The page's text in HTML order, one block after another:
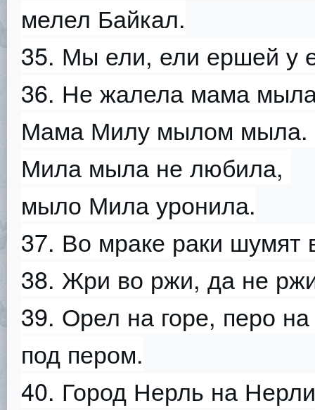
мелел Байкал.
35. Мы ели, ели ершей у
36. Не жалела мама
Мама Милу мылом мыла.
Мила мыла не любила,
мыло Мила уронила.
37. Во мраке раки шумят
38. Жри во ржи, да не
39. Орел на горе, перо
под пером.
40. Город Нерль на